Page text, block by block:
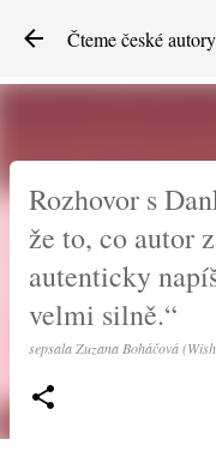
Čteme české autory
Rozhovor s
že to, co autor
autenticky
velmi silně.“
sepsala Zuzana Boháčová